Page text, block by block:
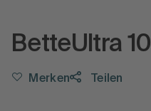
BetteUltra
Merken Teilen